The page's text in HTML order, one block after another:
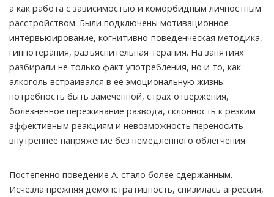
а как работа с зависимостью и коморбидным личностным
расстройством. Были подключены мотивационное
интервьюирование, когнитивно-поведенческая методика,
гипнотерапия, разъяснительная терапия. На занятиях
разбирали не только факт употребления, но и то, как
алкоголь встраивался в её эмоциональную жизнь:
потребность быть замеченной, страх отвержения,
болезненное переживание развода, склонность к резким
аффективным реакциям и невозможность переносить
внутреннее напряжение без немедленного облегчения.
Постепенно поведение А. стало более сдержанным.
Исчезла прежняя демонстративность, снизилась агрессия,